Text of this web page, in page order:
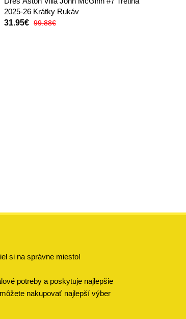
2025-26 Krátky Rukáv
31.95€ 99.88€
si na správne miesto!
potreby a poskytuje najlepšie
nakupovať najlepší výber